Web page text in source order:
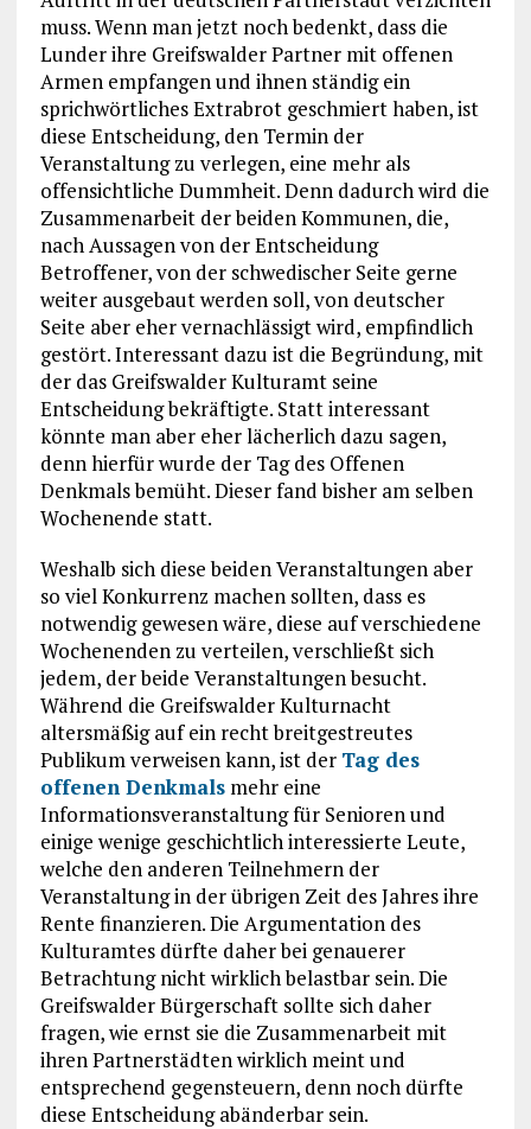
muss. Wenn man jetzt noch bedenkt, dass die
Lunder ihre Greifswalder Partner mit offenen
Armen empfangen und ihnen ständig ein
sprichwörtliches Extrabrot geschmiert haben, ist
diese Entscheidung, den Termin der
Veranstaltung zu verlegen, eine mehr als
offensichtliche Dummheit. Denn dadurch wird die
Zusammenarbeit der beiden Kommunen, die,
nach Aussagen von der Entscheidung
Betroffener, von der schwedischer Seite gerne
weiter ausgebaut werden soll, von deutscher
Seite aber eher vernachlässigt wird, empfindlich
gestört. Interessant dazu ist die Begründung, mit
der das Greifswalder Kulturamt seine
Entscheidung bekräftigte. Statt interessant
könnte man aber eher lächerlich dazu sagen,
denn hierfür wurde der Tag des Offenen
Denkmals bemüht. Dieser fand bisher am selben
Wochenende statt.
Weshalb sich diese beiden Veranstaltungen aber
so viel Konkurrenz machen sollten, dass es
notwendig gewesen wäre, diese auf verschiedene
Wochenenden zu verteilen, verschließt sich
jedem, der beide Veranstaltungen besucht.
Während die Greifswalder Kulturnacht
altersmäßig auf ein recht breitgestreutes
Publikum verweisen kann, ist der Tag des
offenen Denkmalsmehr eine
Informationsveranstaltung für Senioren und
einige wenige geschichtlich interessierte Leute,
welche den anderen Teilnehmern der
Veranstaltung in der übrigen Zeit des Jahres ihre
Rente finanzieren. Die Argumentation des
Kulturamtes dürfte daher bei genauerer
Betrachtung nicht wirklich belastbar sein. Die
Greifswalder Bürgerschaft sollte sich daher
fragen, wie ernst sie die Zusammenarbeit mit
ihren Partnerstädten wirklich meint und
entsprechend gegensteuern, denn noch dürfte
diese Entscheidung abänderbar sein.